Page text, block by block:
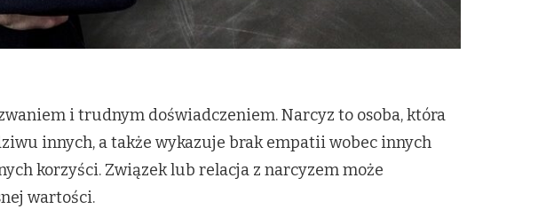
i trudnym doświadczeniem. Narcyz to osoba, która
innych, a także wykazuje brak empatii wobec innych
korzyści. Związek lub relacja z narcyzem może
wartości.